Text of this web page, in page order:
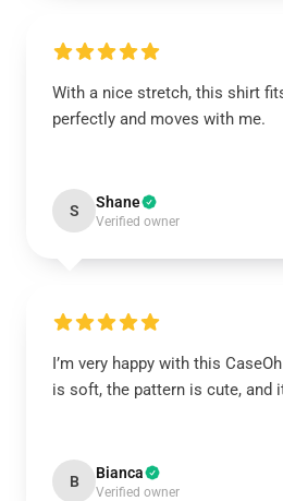
With a nice stretch, this shirt
perfectly and moves with me.
S Shane
Verified owner
I’m very happy with this
is soft, the pattern is cute, and
B Bianca
Verified owner